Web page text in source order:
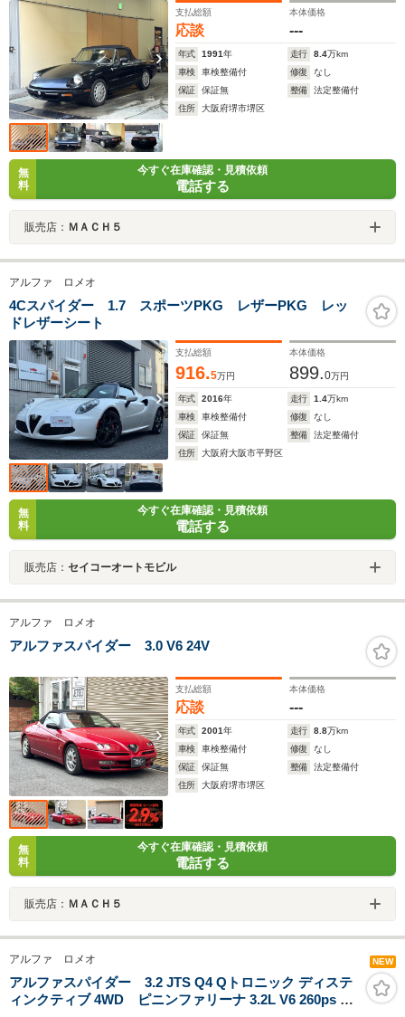
支払総額
応談
本体価格
---
年式 1991年 走行 8.4万km
車検
車検整備付 修復
なし
保証
保証無 整備
法定整備付
住所
大阪府堺市堺区
無
料
今すぐ在庫確認・見積依頼
電話する
販売店： ＭＡＣＨ５
アルファ ロメオ
4Cスパイダー 1.7 スポーツPKG レザーPKG レッ
ドレザーシート
支払総額
916.5万円
本体価格
899.0万円
年式 2016年 走行 1.4万km
車検
車検整備付 修復
なし
保証
保証無 整備
法定整備付
住所
大阪府大阪市平野区
無
料
今すぐ在庫確認・見積依頼
電話する
販売店： セイコーオートモビル
アルファ ロメオ
アルファスパイダー 3.0 V6 24V
支払総額
応談
本体価格
---
年式 2001年 走行 8.8万km
車検
車検整備付 修復
なし
保証
保証無 整備
法定整備付
住所
大阪府堺市堺区
無
料
今すぐ在庫確認・見積依頼
電話する
販売店： ＭＡＣＨ５
アルファ ロメオ NEW
アルファスパイダー 3.2 JTS Q4 Qトロニック ディステ
ィンクティブ 4WD ピニンファリーナ 3.2L V6 260ps フ